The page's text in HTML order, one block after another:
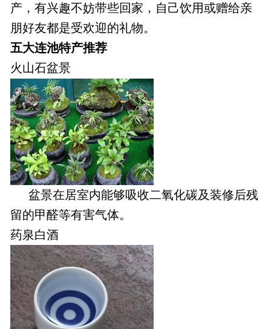
产，有兴趣不妨带些回家，自己饮用或赠给亲
朋好友都是受欢迎的礼物。
五大连池特产推荐
火山石盆景
盆景在居室内能够吸收二氧化碳及装修后残
留的甲醛等有害气体。
药泉白酒